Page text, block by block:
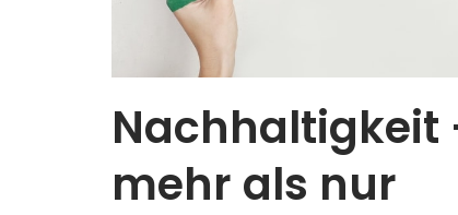
Nachhaltigkeit
mehr als nur